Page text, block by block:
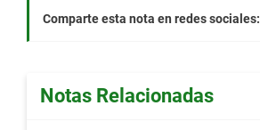
Comparte esta nota en redes sociales:
Notas Relacionadas